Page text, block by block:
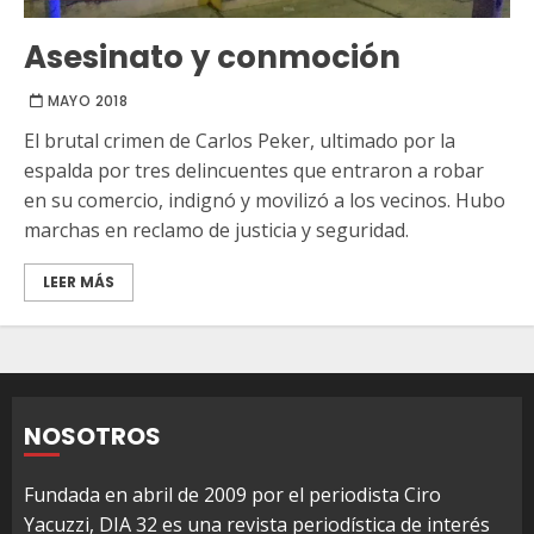
Asesinato y conmoción
MAYO 2018
El brutal crimen de Carlos Peker, ultimado por la
espalda por tres delincuentes que entraron a robar
en su comercio, indignó y movilizó a los vecinos. Hubo
marchas en reclamo de justicia y seguridad.
LEER MÁS
NOSOTROS
Fundada en abril de 2009 por el periodista Ciro
Yacuzzi, DIA 32 es una revista periodística de interés